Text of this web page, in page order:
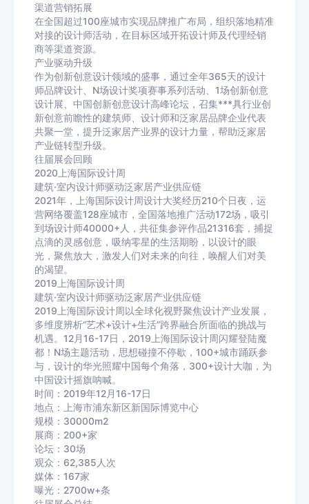
渠道营销拓展
在全国超过100座城市实现品牌推广布局，组织落地精准
对接的设计师活动，在目标区域开拓设计师及代理经销
商等渠道资源。
产业驱动升级
作为创新创意设计领域的盛事，通过全年365天的设计
师品牌设计、N场设计奖项赛事系列活动、1场创新创意
设计展、中国创新创意设计高峰论坛，召集***具行业创
新创意前瞻性的建筑师、设计师和泛家居品牌企业代表
共聚一堂，提升泛家居产业界的设计力量，帮助泛家居
产业链转型升级。
往届展会回顾
2020上海国际设计周
建筑·室内设计师驱动泛家居产业供应链
2021年，上海国际设计周设计大奖经历210个日夜，运
营网络覆盖128座城市，全国落地推广活动172场，吸引
到场设计师40000+人，共征集参评作品21316套，捕捉
点滴的灵感创意，吸纳零星的生活期盼，以设计的眼
光，聚焦放大，激发人们对未来的向往，唤醒人们对美
的渴望。
2019上海国际设计周
建筑·室内设计师驱动泛家居产业供应链
2019上海国际设计周以全球化视野聚焦设计产业发展，
多维度辨析“艺术+设计+生活”跨界融合所面临的挑战与
机遇。12月16-17日，2019上海国际设计周闪耀登陆魔
都！N场主题活动，思想碰撞不停歇，100+城市踊跃参
与，设计的华光照耀中国每个角落，300+设计大咖，为
中国设计摇旗呐喊。
时间：2019年12月16-17日
地点：上海市浦东新区新国际博览中心
规模：30000m2
展商：200+家
论坛：30场
观众：62,385人次
媒体：167家
曝光：2700w+条